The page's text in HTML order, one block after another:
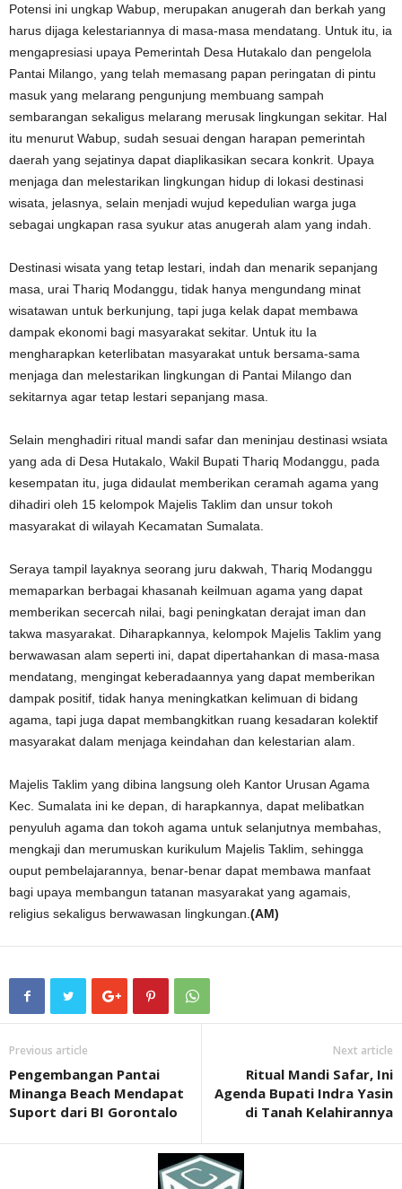
Potensi ini ungkap Wabup, merupakan anugerah dan berkah yang
harus dijaga kelestariannya di masa-masa mendatang. Untuk itu, ia
mengapresiasi upaya Pemerintah Desa Hutakalo dan pengelola
Pantai Milango, yang telah memasang papan peringatan di pintu
masuk yang melarang pengunjung membuang sampah
sembarangan sekaligus melarang merusak lingkungan sekitar. Hal
itu menurut Wabup, sudah sesuai dengan harapan pemerintah
daerah yang sejatinya dapat diaplikasikan secara konkrit. Upaya
menjaga dan melestarikan lingkungan hidup di lokasi destinasi
wisata, jelasnya, selain menjadi wujud kepedulian warga juga
sebagai ungkapan rasa syukur atas anugerah alam yang indah.
Destinasi wisata yang tetap lestari, indah dan menarik sepanjang
masa, urai Thariq Modanggu, tidak hanya mengundang minat
wisatawan untuk berkunjung, tapi juga kelak dapat membawa
dampak ekonomi bagi masyarakat sekitar. Untuk itu Ia
mengharapkan keterlibatan masyarakat untuk bersama-sama
menjaga dan melestarikan lingkungan di Pantai Milango dan
sekitarnya agar tetap lestari sepanjang masa.
Selain menghadiri ritual mandi safar dan meninjau destinasi wsiata
yang ada di Desa Hutakalo, Wakil Bupati Thariq Modanggu, pada
kesempatan itu, juga didaulat memberikan ceramah agama yang
dihadiri oleh 15 kelompok Majelis Taklim dan unsur tokoh
masyarakat di wilayah Kecamatan Sumalata.
Seraya tampil layaknya seorang juru dakwah, Thariq Modanggu
memaparkan berbagai khasanah keilmuan agama yang dapat
memberikan secercah nilai, bagi peningkatan derajat iman dan
takwa masyarakat. Diharapkannya, kelompok Majelis Taklim yang
berwawasan alam seperti ini, dapat dipertahankan di masa-masa
mendatang, mengingat keberadaannya yang dapat memberikan
dampak positif, tidak hanya meningkatkan kelimuan di bidang
agama, tapi juga dapat membangkitkan ruang kesadaran kolektif
masyarakat dalam menjaga keindahan dan kelestarian alam.
Majelis Taklim yang dibina langsung oleh Kantor Urusan Agama
Kec. Sumalata ini ke depan, di harapkannya, dapat melibatkan
penyuluh agama dan tokoh agama untuk selanjutnya membahas,
mengkaji dan merumuskan kurikulum Majelis Taklim, sehingga
ouput pembelajarannya, benar-benar dapat membawa manfaat
bagi upaya membangun tatanan masyarakat yang agamais,
religius sekaligus berwawasan lingkungan. (AM)
Previous article
Pengembangan Pantai
Minanga Beach Mendapat
Suport dari BI Gorontalo
Next article
Ritual Mandi Safar, Ini
Agenda Bupati Indra Yasin
di Tanah Kelahirannya